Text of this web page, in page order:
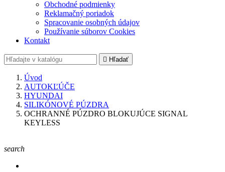
Obchodné podmienky
Reklamačný poriadok
Spracovanie osobných údajov
Používanie súborov Cookies
Kontakt
 Hľadať
Úvod
AUTOKĽÚČE
HYUNDAI
SILIKÓNOVÉ PÚZDRA
OCHRANNÉ PÚZDRO BLOKUJÚCE SIGNAL
KEYLESS
search